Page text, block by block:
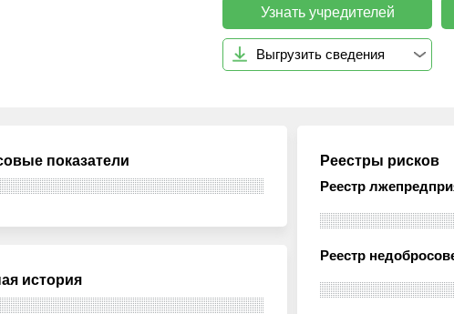
Узнать учредителей
Выгрузить сведения
показатели
история
Реестры рисков
Реестр
Реестр